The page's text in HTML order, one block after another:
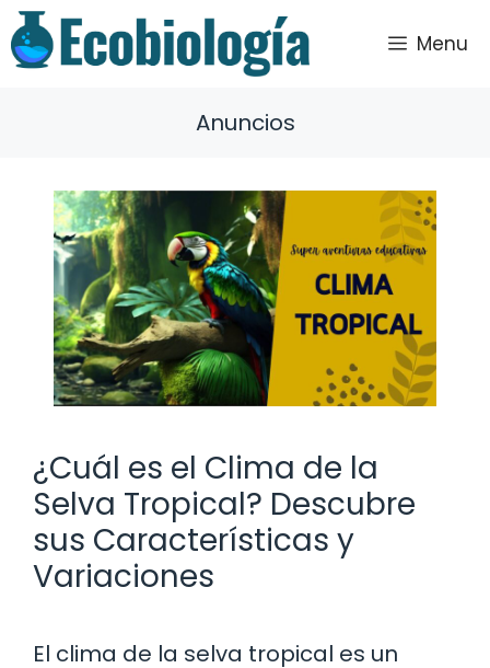
Saltar
al
contenido
Menu
Anuncios
¿Cuál es el Clima de la
Selva Tropical? Descubre
sus Características y
Variaciones
El clima de la selva tropical es un